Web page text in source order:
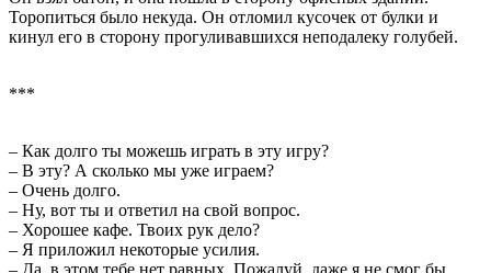
Торопиться было некуда. Он отломил кусочек от булки и
кинул его в сторону прогуливавшихся неподалеку голубей.
***
– Как долго ты можешь играть в эту игру?
– В эту? А сколько мы уже играем?
– Очень долго.
– Ну, вот ты и ответил на свой вопрос.
– Хорошее кафе. Твоих рук дело?
– Я приложил некоторые усилия.
– Да, в этом тебе нет равных. Пожалуй, даже я не смог бы